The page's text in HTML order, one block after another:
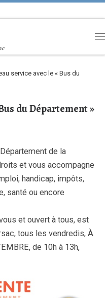
service avec le « Bus du
du Département »
de la
et vous accompagne
handicap, impôts,
santé ou encore
et ouvert à tous, est
tous les vendredis, À
de 10h à 13h,